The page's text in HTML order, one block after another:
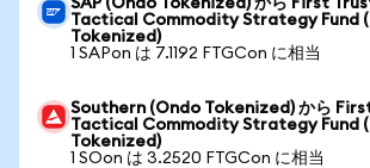
SAP (Ondo Tokenized) から First
Tactical Commodity Strategy Fund
Tokenized)
1 SAPon は 7.1192 FTGCon に相当
Southern (Ondo Tokenized) から
Tactical Commodity Strategy Fund
Tokenized)
1 SOon は 3.2520 FTGCon に相当